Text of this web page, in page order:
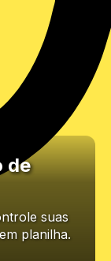
de
suas
planilha.